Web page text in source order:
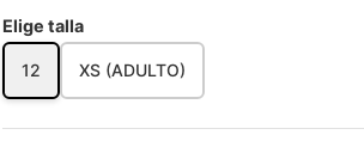
Elige talla
12 XS (ADULTO)